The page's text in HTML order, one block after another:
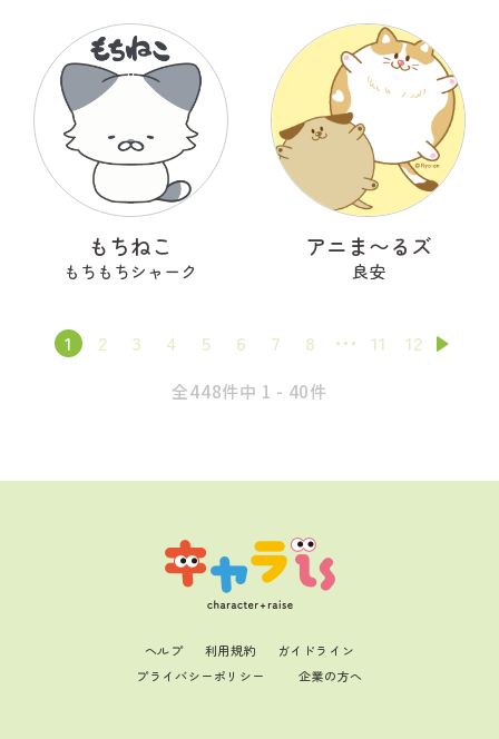
もちねこ
もちもちシャーク
アニま〜るズ
良安
1 2 3 4 5 6 7 8 11 12
全448件中 1 - 40件
ヘルプ 利用規約
ガイドライン
プライバシーポリシー
企業の方へ